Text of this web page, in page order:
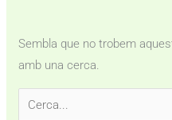
Sembla que no trobem
amb una cerca.